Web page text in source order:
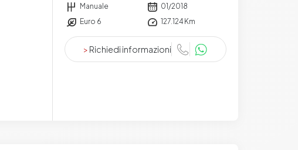
Manuale
01/2018
Euro 6
127.124 Km
> Richiedi informazioni